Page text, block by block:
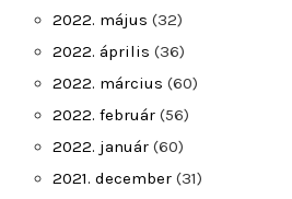
2022. május (32)
2022. április (36)
2022. március (60)
2022. február (56)
2022. január (60)
2021. december (31)